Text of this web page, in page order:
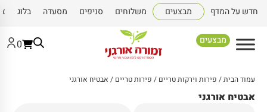
חדש על המדף מבצעים משלוחים סניפים מסעדה בלוג
מבצעים 0
עמוד הבית/ פירות וירקות טריים / פירות טריים / אבטיח אורגני
אבטיח אורגני